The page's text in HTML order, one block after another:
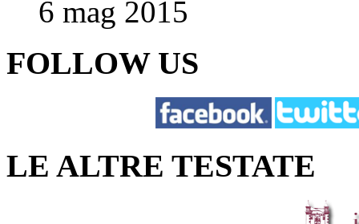
6 mag 2015
FOLLOW US
LE ALTRE TESTATE